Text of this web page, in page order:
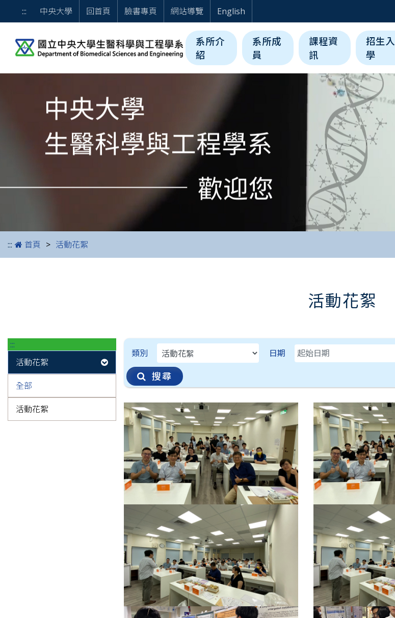
歡迎光臨 國立中央大學生醫科學與工程學系
::: 中央大學 回首頁 臉書專頁 網站導覽 English
系所介
紹
系所成
員
課程資
訊
招生入
學
::: 首頁 活動花絮
活動花絮
:::
活動花絮
全部
活動花絮
類別 日期
日期格式為YYYY-MM-DD，可直接鍵盤輸入日期。
搜尋